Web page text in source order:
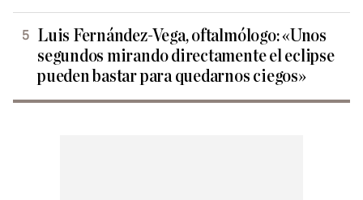
Luis Fernández-Vega, oftalmólogo: «Unos
segundos mirando directamente el eclipse
pueden bastar para quedarnos ciegos»